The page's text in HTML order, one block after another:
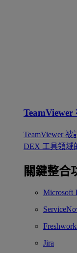
TeamViewer
DEX 工具領域
關鍵整合
Microsoft
Jira